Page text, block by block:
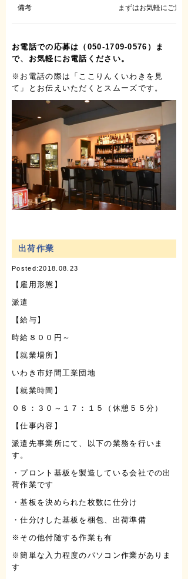
備考 まずはお気軽にご連絡
お電話での応募は（050-1709-0576）ま
で、お気軽にお電話ください。
※お電話の際は「ここりんくいわきを見
て」とお伝えいただくとスムーズです。
出荷作業
Posted:2018.08.23
【雇用形態】
派遣
【給与】
時給８００円～
【就業場所】
いわき市好間工業団地
【就業時間】
０８：３０～１７：１５（休憩５５分）
【仕事内容】
派遣先事業所にて、以下の業務を行いま
す。
・プロント基板を製造している会社での出
荷作業です
・基板を決められた枚数に仕分け
・仕分けした基板を梱包、出荷準備
※その他付随する作業も有
※簡単な入力程度のパソコン作業がありま
す